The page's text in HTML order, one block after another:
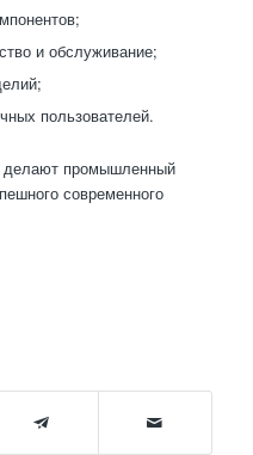
и обслуживание;
пользователей.
делают промышленный
современного